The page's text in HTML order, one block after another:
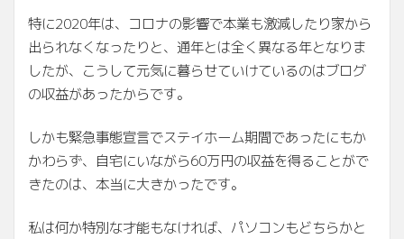
特に2020年は、コロナの影響で本業も激減したり家から
出られなくなったりと、通年とは全く異なる年となりま
したが、こうして元気に暮らせていけているのはブログ
の収益があったからです。
しかも緊急事態宣言でステイホーム期間であったにもか
かわらず、自宅にいながら60万円の収益を得ることがで
きたのは、本当に大きかったです。
私は何か特別な才能もなければ、パソコンもどちらかと